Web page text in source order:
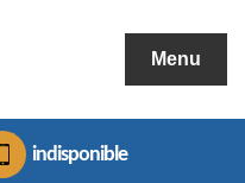
Menu
indisponible